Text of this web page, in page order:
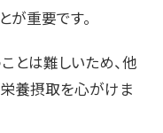
が重要です。
とは難しいため、他
養摂取を心がけま